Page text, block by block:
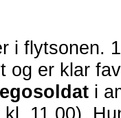
i flytsonen.
og er klar
i
11.00).